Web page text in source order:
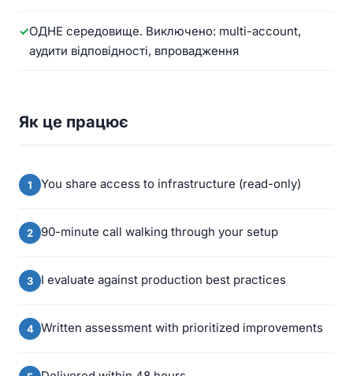
ОДНЕ середовище. Виключено: multi-account,
аудити відповідності, впровадження
Як це працює
You share access to infrastructure (read-only)
90-minute call walking through your setup
I evaluate against production best practices
Written assessment with prioritized improvements